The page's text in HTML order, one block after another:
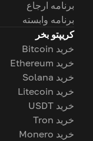
برنامه ارجاع
برنامه وابسته
کریپتو بخر
خرید Bitcoin
خرید Ethereum
خرید Solana
خرید Litecoin
خرید USDT
خرید Tron
خرید Monero